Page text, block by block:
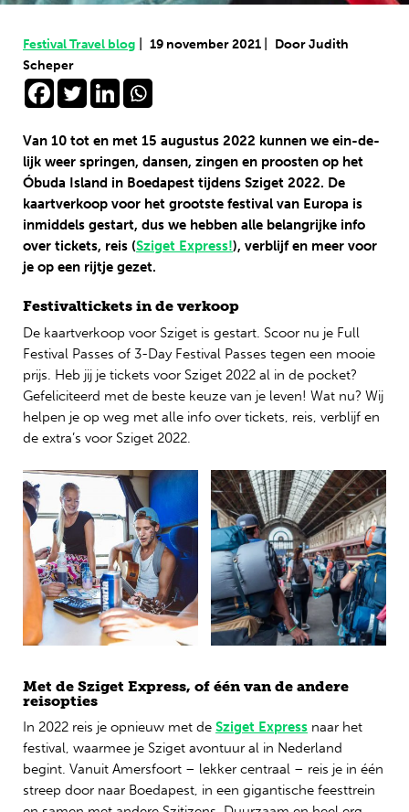
Festival Travel blog 19 november 2021
Door Judith
Scheper
Van 10 tot en met 15 augustus 2022 kunnen we ein-de-
lijk weer springen, dansen, zingen en proosten op het
Óbuda Island in Boedapest tijdens Sziget 2022. De
kaartverkoop voor het grootste festival van Europa is
inmiddels gestart, dus we hebben alle belangrijke info
over tickets, reis (Sziget Express!), verblijf en meer voor
je op een rijtje gezet.
Festivaltickets in de verkoop
De kaartverkoop voor Sziget is gestart. Scoor nu je Full
Festival Passes of 3-Day Festival Passes tegen een mooie
prijs. Heb jij je tickets voor Sziget 2022 al in de pocket?
Gefeliciteerd met de beste keuze van je leven! Wat nu? Wij
helpen je op weg met alle info over tickets, reis, verblijf en
de extra’s voor Sziget 2022.
Met de Sziget Express, of één van de andere
reisopties
In 2022 reis je opnieuw met de Sziget Express naar het
festival, waarmee je Sziget avontuur al in Nederland
begint. Vanuit Amersfoort – lekker centraal – reis je in één
streep door naar Boedapest, in een gigantische feesttrein